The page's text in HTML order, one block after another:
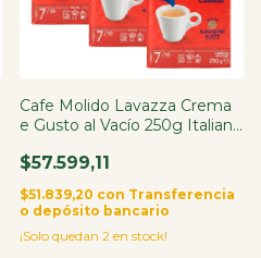
Cafe Molido Lavazza Crema
e Gusto al Vacío 250g Italiano
$57.599,11
$51.839,20 con Transferencia
o depósito bancario
¡Solo quedan 2en stock!